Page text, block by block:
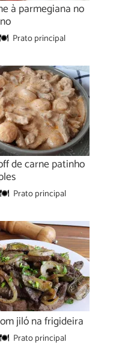
à parmegiana no
Prato principal
de carne patinho
Prato principal
jiló na frigideira
Prato principal